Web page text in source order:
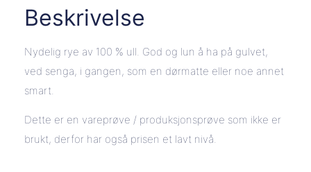
Beskrivelse
Nydelig rye av 100 % ull. God og lun å ha på gulvet,
ved senga, i gangen, som en dørmatte eller noe annet
smart.
Dette er en vareprøve / produksjonsprøve som ikke er
brukt, derfor har også prisen et lavt nivå.